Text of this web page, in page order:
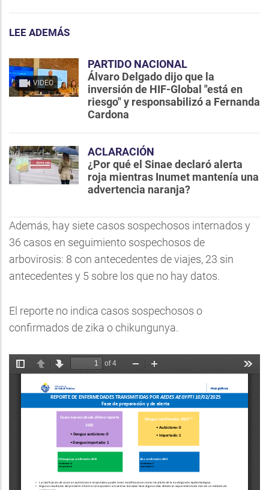
LEE ADEMÁS
VIDEO
PARTIDO NACIONAL
Álvaro Delgado dijo que la
inversión de HIF-Global "está en
riesgo" y responsabilizó a Fernanda
Cardona
ACLARACIÓN
¿Por qué el Sinae declaró alerta
roja mientras Inumet mantenía una
advertencia naranja?
Además, hay siete casos sospechosos internados y
36 casos en seguimiento sospechosos de
arbovirosis: 8 con antecedentes de viajes, 23 sin
antecedentes y 5 sobre los que no hay datos.
El reporte no indica casos sospechosos o
confirmados de zika o chikungunya.